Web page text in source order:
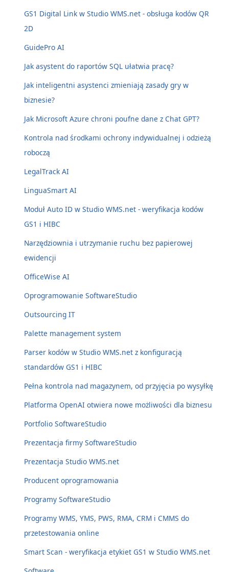
GS1 Digital Link w Studio WMS.net - obsługa kodów QR
2D
GuidePro AI
Jak asystent do raportów SQL ułatwia pracę?
Jak inteligentni asystenci zmieniają zasady gry w
biznesie?
Jak Microsoft Azure chroni poufne dane z Chat GPT?
Kontrola nad środkami ochrony indywidualnej i odzieżą
roboczą
LegalTrack AI
LinguaSmart AI
Moduł Auto ID w Studio WMS.net - weryfikacja kodów
GS1 i HIBC
Narzędziownia i utrzymanie ruchu bez papierowej
ewidencji
OfficeWise AI
Oprogramowanie SoftwareStudio
Outsourcing IT
Palette management system
Parser kodów w Studio WMS.net z konfiguracją
standardów GS1 i HIBC
Pełna kontrola nad magazynem, od przyjęcia po wysyłkę
Platforma OpenAI otwiera nowe możliwości dla biznesu
Portfolio SoftwareStudio
Prezentacja firmy SoftwareStudio
Prezentacja Studio WMS.net
Producent oprogramowania
Programy SoftwareStudio
Programy WMS, YMS, PWS, RMA, CRM i CMMS do
przetestowania online
Smart Scan - weryfikacja etykiet GS1 w Studio WMS.net